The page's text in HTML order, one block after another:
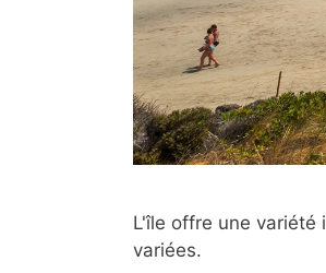
L'île offre une variété
variées.